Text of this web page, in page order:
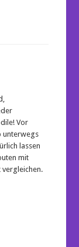
Vor
unterwegs
lassen
mit
vergleichen.